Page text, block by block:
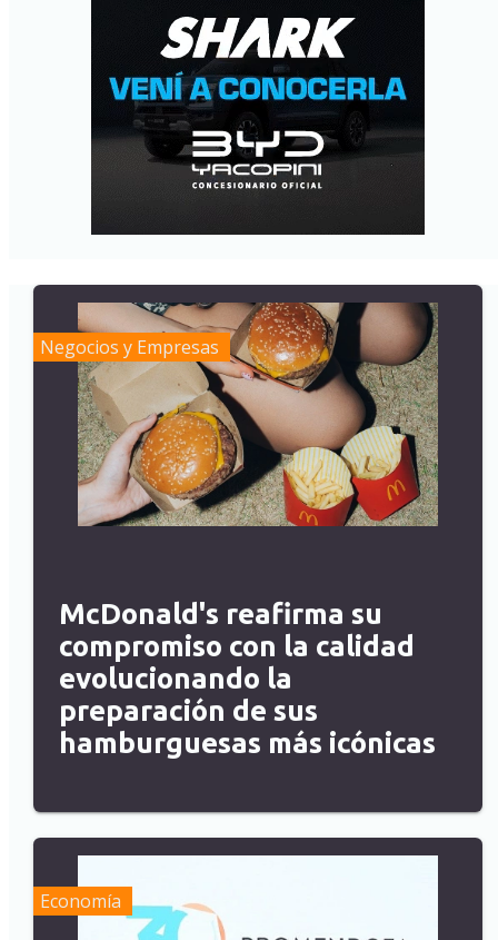
Negocios y Empresas
McDonald's reafirma su
compromiso con la calidad
evolucionando la
preparación de sus
hamburguesas más icónicas
Economía